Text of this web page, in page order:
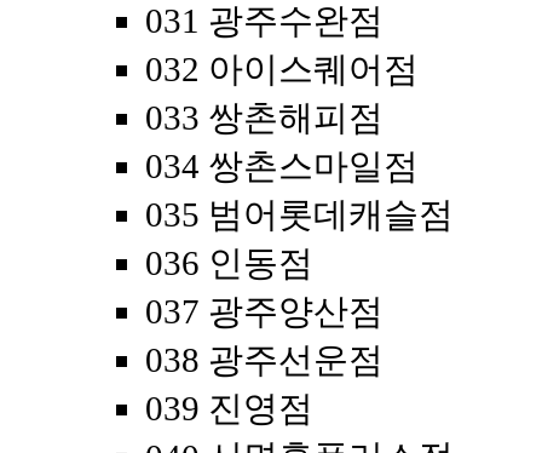
031 광주수완점
032 아이스퀘어점
033 쌍촌해피점
034 쌍촌스마일점
035 범어롯데캐슬점
036 인동점
037 광주양산점
038 광주선운점
039 진영점